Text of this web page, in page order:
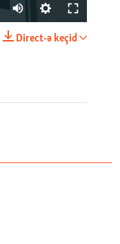
Direct-ə keçid